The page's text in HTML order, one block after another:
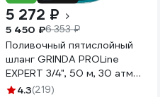
5 272 ₽
5 450 ₽6 353 ₽
Поливочный пятислойный
шланг GRINDA PROLine
EXPERT 3/4", 50 м, 30 атм
429007-3/4-50
4.3(219)